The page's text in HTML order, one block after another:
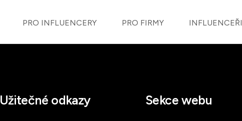
PRO INFLUENCERY PRO FIRMY INFLUENCEŘI
Užitečné odkazy Sekce webu